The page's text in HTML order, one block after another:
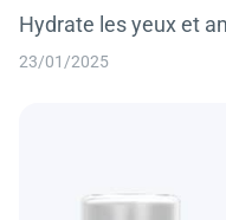
Hydrate les yeux et
23/01/2025